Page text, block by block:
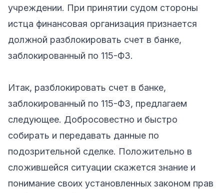
учреждении. При принятии судом стороны
истца финансовая организация признается
должной разблокировать счет в банке,
заблокированный по 115-ФЗ.
Итак, разблокировать счет в банке,
заблокированный по 115-ФЗ, предлагаем
следующее. Добросовестно и быстро
собирать и передавать данные по
подозрительной сделке. Положительно в
сложившейся ситуации скажется знание и
понимание своих установленных законом прав